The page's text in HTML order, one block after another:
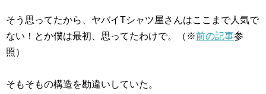
そう思ってたから、ヤバイTシャツ屋さんはここまで人気で
ない！とか僕は最初、思ってたわけで。（※前の記事参
照）
そもそもの構造を勘違いしていた。